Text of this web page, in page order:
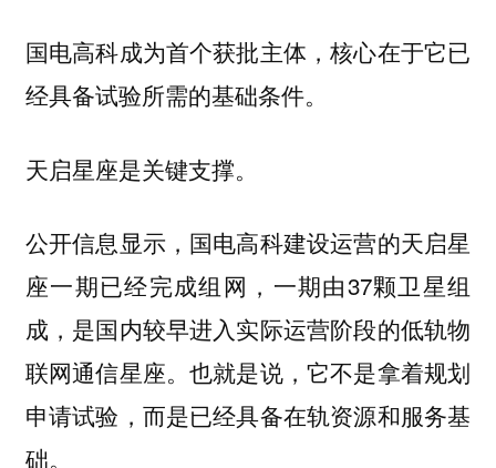
国电高科成为首个获批主体，核心在于它已
经具备试验所需的基础条件。
天启星座是关键支撑。
公开信息显示，国电高科建设运营的天启星
座一期已经完成组网，一期由37颗卫星组
成，是国内较早进入实际运营阶段的低轨物
联网通信星座。也就是说，它不是拿着规划
申请试验，而是已经具备在轨资源和服务基
础。